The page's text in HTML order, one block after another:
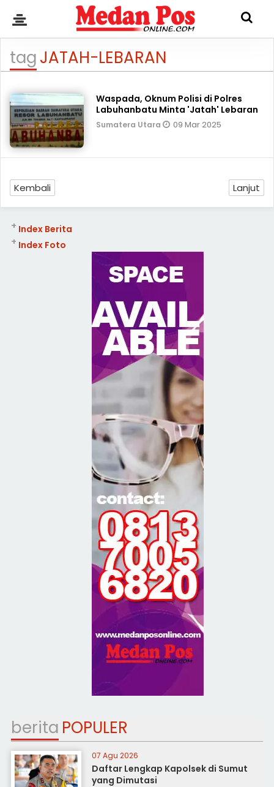
tagJATAH-LEBARAN
Waspada, Oknum Polisi di Polres
Labuhanbatu Minta 'Jatah' Lebaran
Sumatera Utara 09 Mar 2025
Kembali Lanjut
Index Berita
+
Index Foto
+
berita POPULER
07 Agu 2026
Daftar Lengkap Kapolsek di Sumut
yang Dimutasi